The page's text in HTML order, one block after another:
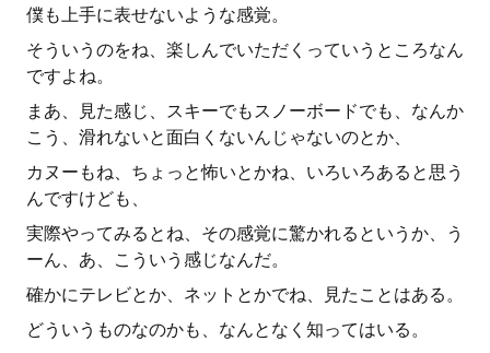
僕も上手に表せないような感覚。
そういうのをね、楽しんでいただくっていうところなん
ですよね。
まあ、見た感じ、スキーでもスノーボードでも、なんか
こう、滑れないと面白くないんじゃないのとか、
カヌーもね、ちょっと怖いとかね、いろいろあると思う
んですけども、
実際やってみるとね、その感覚に驚かれるというか、う
ーん、あ、こういう感じなんだ。
確かにテレビとか、ネットとかでね、見たことはある。
どういうものなのかも、なんとなく知ってはいる。